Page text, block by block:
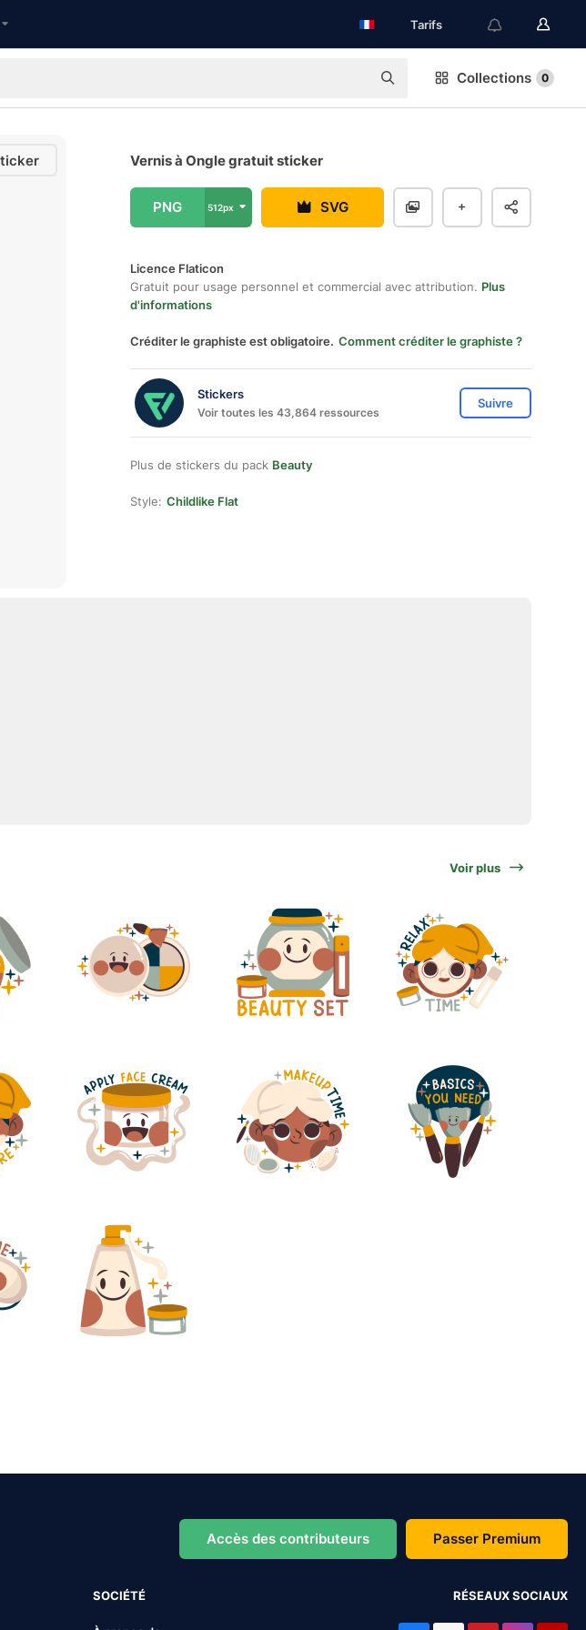
Tarifs
Collections 0
Vernis à Ongle gratuit sticker
PNG 512px SVG
Licence Flaticon
Gratuit pour usage personnel et commercial avec attribution. Plus
d'informations
Créditer le graphiste est obligatoire. Comment créditer le graphiste ?
Stickers
Voir toutes les 43,864 ressources
Suivre
Plus de stickers du pack Beauty
Style: Childlike Flat
Voir plus
Accès des contributeurs Passer Premium
SOCIÉTÉ RÉSEAUX SOCIAUX